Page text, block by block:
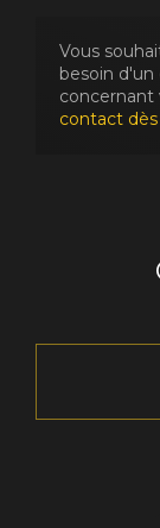
Vous
besoin
concernant
contact